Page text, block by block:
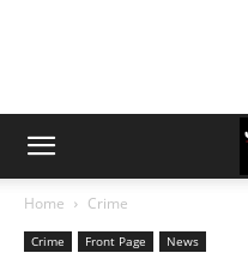
Home Crime
Crime Front Page News